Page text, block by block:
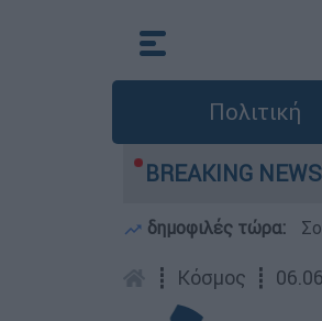
Πολιτική
BREAKING
αυτοκίνητα παραμένουν
δημοφιλές τώρα:
┋ Κόσμος ┋